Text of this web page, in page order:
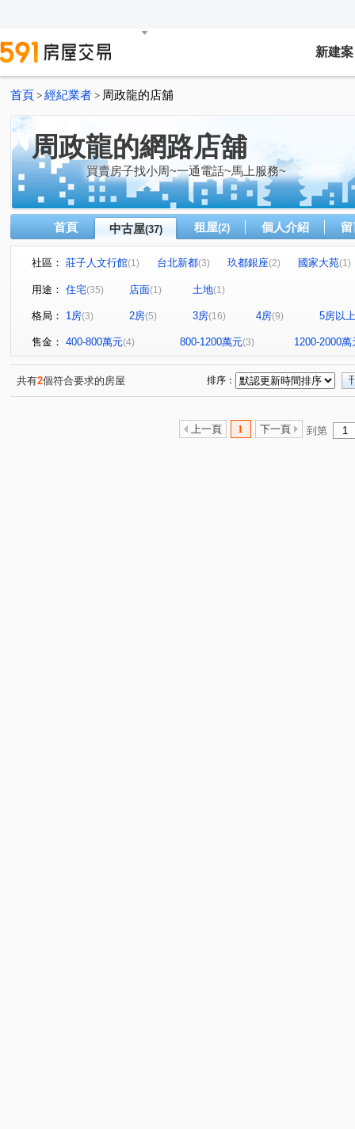
新建案
首頁 > 經紀業者 > 周政龍的店舖
周政龍的網路店舖
買賣房子找小周~一通電話~馬上服務~
首頁 中古屋(37) 租屋(2) 個人介紹
社區： 莊子人文行館(1) 台北新都(3) 玖都銀座(2) 國家大苑(1)
凱旋世界 八方馥寓
林口快易通 帝品御花園(1) 美麗殿(1)
力霸倫敦城劍
玄泰new star(1) 大景小城(1) 亞昕星空樹
鴻築金捷
富宇悅峰(1) 萬事OK(1) 麗園二街(1) 仁愛路二段(5)
仁愛路一段(1) 文化三路二段(5) 文化二路一段(4)
文德
民權路(1) 樂學路(2) 紅寶七街(1) 華亞三路(2)
公園
用途： 住宅(35) 店面(1) 土地(1)
格局： 1房(3) 2房(5) 3房(16) 4房(9) 5房以上
售金： 400-800萬元(4) 800-1200萬元(3) 1200-2000萬
共有2個符合要求的房屋 排序：
上一頁 1 下一頁 到第